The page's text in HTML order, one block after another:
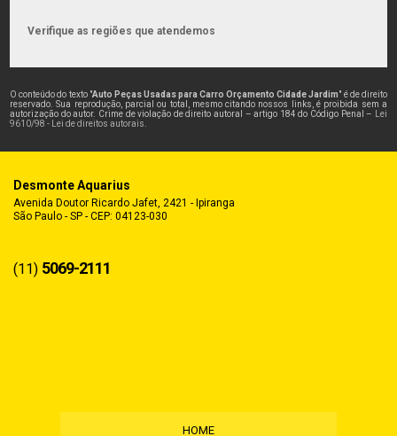
Verifique as regiões que atendemos
O conteúdo do texto "Auto Peças Usadas para Carro Orçamento Cidade Jardim" é de direito
reservado. Sua reprodução, parcial ou total, mesmo citando nossos links, é proibida sem a
autorização do autor. Crime de violação de direito autoral – artigo 184 do Código Penal –
Lei
9610/98 - Lei de direitos autorais
Desmonte Aquarius
Avenida Doutor Ricardo Jafet, 2421 - Ipiranga
São Paulo - SP - CEP: 04123-030
(11) 5069-2111
HOME